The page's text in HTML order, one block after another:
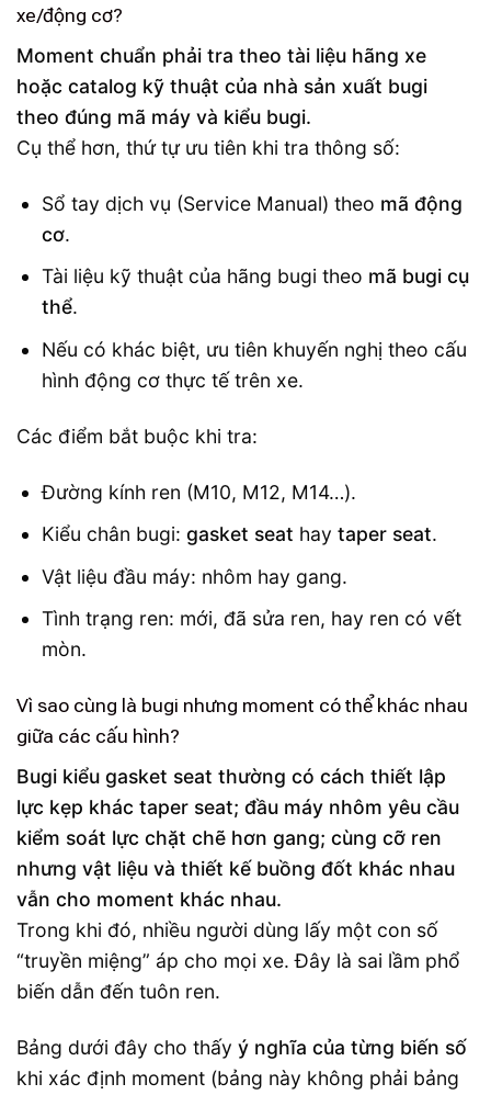
xe/động cơ?
Moment chuẩn phải tra theo tài liệu hãng xe
hoặc catalog kỹ thuật của nhà sản xuất bugi
theo đúng mã máy và kiểu bugi.
Cụ thể hơn, thứ tự ưu tiên khi tra thông số:
Sổ tay dịch vụ (Service Manual) theo mã động
cơ.
Tài liệu kỹ thuật của hãng bugi theo mã bugi cụ
thể.
Nếu có khác biệt, ưu tiên khuyến nghị theo cấu
hình động cơ thực tế trên xe.
Các điểm bắt buộc khi tra:
Đường kính ren (M10, M12, M14…).
Kiểu chân bugi: gasket seat hay taper seat.
Vật liệu đầu máy: nhôm hay gang.
Tình trạng ren: mới, đã sửa ren, hay ren có vết
mòn.
Vì sao cùng là bugi nhưng moment có thể khác nhau
giữa các cấu hình?
Bugi kiểu gasket seat thường có cách thiết lập
lực kẹp khác taper seat; đầu máy nhôm yêu cầu
kiểm soát lực chặt chẽ hơn gang; cùng cỡ ren
nhưng vật liệu và thiết kế buồng đốt khác nhau
vẫn cho moment khác nhau.
Trong khi đó, nhiều người dùng lấy một con số
“truyền miệng” áp cho mọi xe. Đây là sai lầm phổ
biến dẫn đến tuôn ren.
Bảng dưới đây cho thấy ý nghĩa của từng biến số
khi xác định moment (bảng này không phải bảng